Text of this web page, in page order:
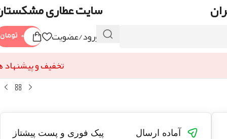
سایت عطاری
ورود/عضویت ۰ تومان
تخفیف و پیشنهاد
آماده ارسال
پیک فوری و پست پیشتاز